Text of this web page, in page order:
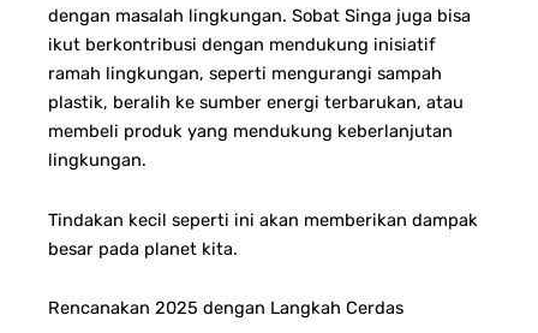
dengan masalah lingkungan. Sobat Singa juga bisa
ikut berkontribusi dengan mendukung inisiatif
ramah lingkungan, seperti mengurangi sampah
plastik, beralih ke sumber energi terbarukan, atau
membeli produk yang mendukung keberlanjutan
lingkungan.
Tindakan kecil seperti ini akan memberikan dampak
besar pada planet kita.
Rencanakan 2025 dengan Langkah Cerdas